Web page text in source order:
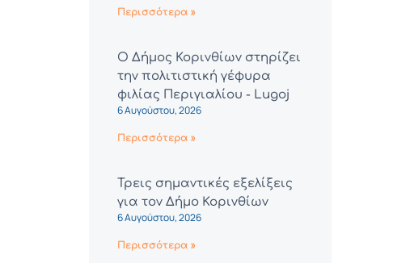
Περισσότερα »
Ο Δήμος Κορινθίων στηρίζει
την πολιτιστική γέφυρα
φιλίας Περιγιαλίου - Lugoj
6 Αυγούστου, 2026
Περισσότερα »
Τρεις σημαντικές εξελίξεις
για τον Δήμο Κορινθίων
6 Αυγούστου, 2026
Περισσότερα »